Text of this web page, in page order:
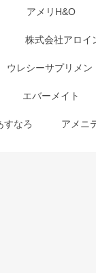
アメリH&O
株式会社アロイ
ウレシーサプリメン
エバーメイト
すなろ アメニ